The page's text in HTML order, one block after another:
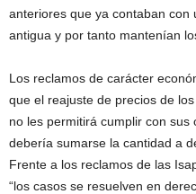
anteriores que ya contaban con
antigua y por tanto mantenían
Los reclamos de carácter
que el reajuste de precios de
no les permitirá cumplir con
debería sumarse la cantidad a
Frente a los reclamos de las
“los casos se resuelven en